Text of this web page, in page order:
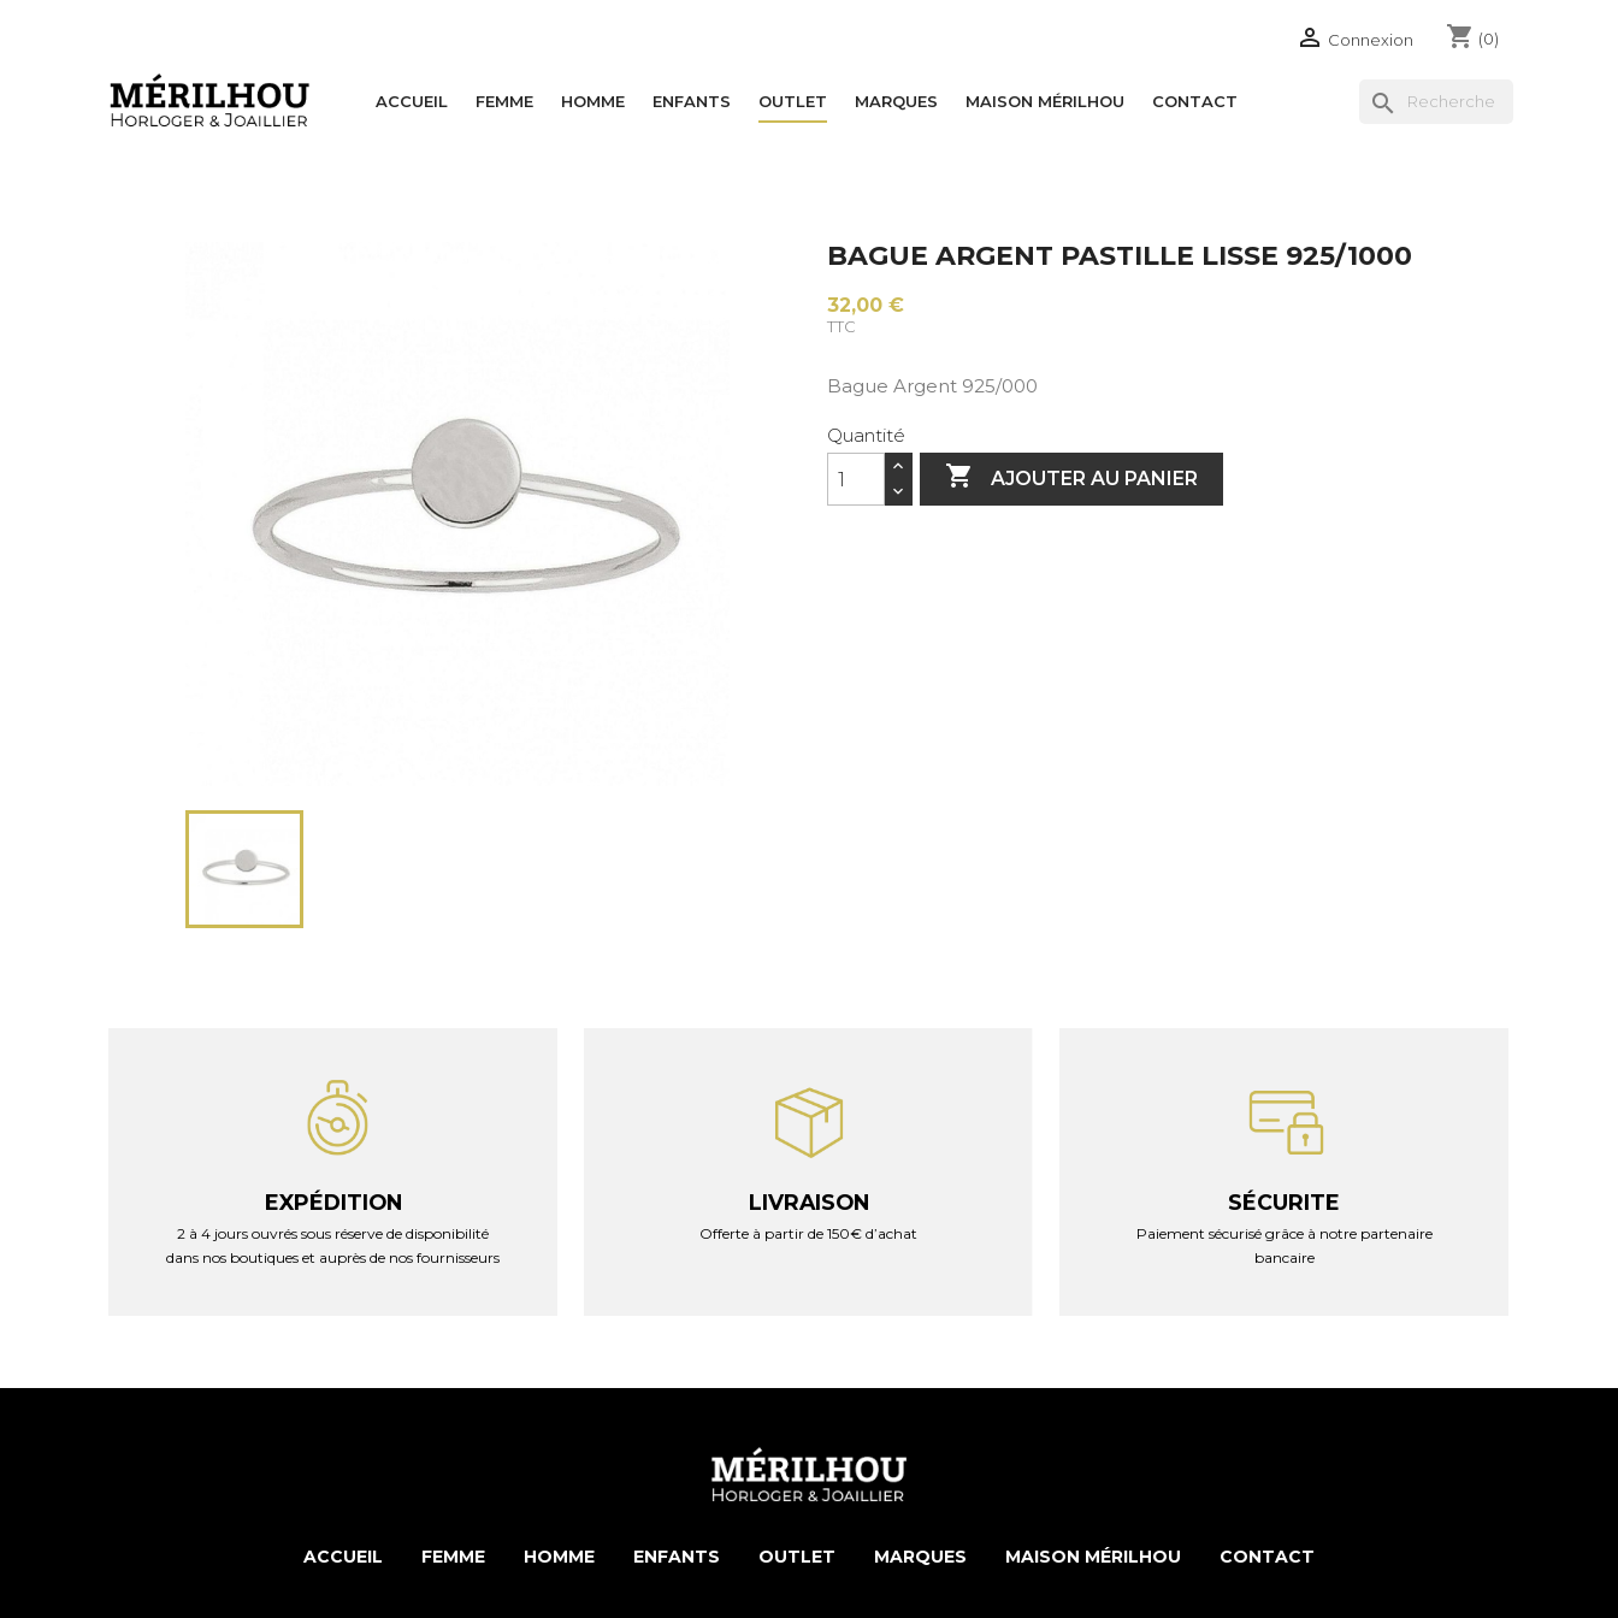
 Connexion shopping_cart (0)
ACCUEIL FEMME HOMME ENFANTS OUTLET MARQUES MAISON MÉRILHOU CONTACT search
BAGUE ARGENT PASTILLE LISSE 925/1000
32,00 €
TTC
Bague Argent 925/000
Quantité
 AJOUTER AU PANIER
EXPÉDITION
2 à 4 jours ouvrés sous réserve de disponibilité
dans nos boutiques et auprès de nos fournisseurs
LIVRAISON
Offerte à partir de 150€ d’achat
SÉCURITE
Paiement sécurisé grâce à notre partenaire
bancaire
ACCUEIL FEMME HOMME ENFANTS OUTLET MARQUES MAISON MÉRILHOU CONTACT